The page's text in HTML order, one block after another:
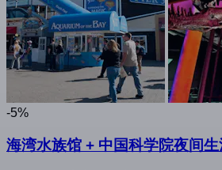
-5%
海湾水族馆 + 中国科学院夜间生